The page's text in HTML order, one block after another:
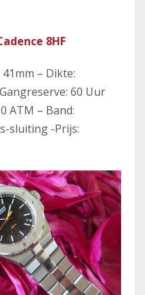
8HF
– Dikte:
60 Uur
ATM – Band:
sluiting -Prijs: